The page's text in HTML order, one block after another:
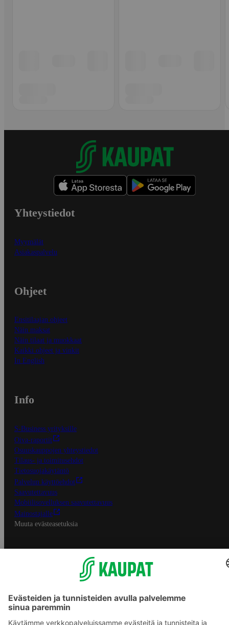
Yhteystiedot
Myymälät
Asiakaspalvelu
Ohjeet
Ensitilaajan ohjeet
Näin maksat
Näin tilaat ja muokkaat
Kaikki ohjeet ja vinkit
In English
Info
S-Business yrityksille
Oiva-raportit
Osuuskauppojen yhteystiedot
Tilaus- ja toimitusehdot
Tietosuojakäytäntö
Palvelun käyttöehdot
Saavutettavuus
Mobiilisovelluksen saavutettavuus
Mainostajalle
Muuta evästeasetuksia
S-ryhmän palvelut
Asiakasomistajuus